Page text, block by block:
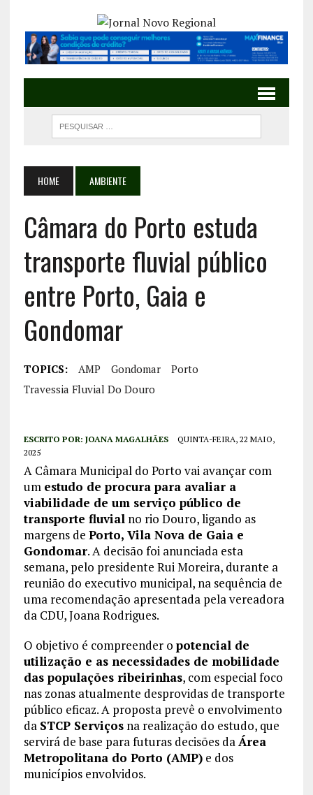
HOME AMBIENTE
Câmara do Porto estuda
transporte fluvial público
entre Porto, Gaia e
Gondomar
TOPICS: AMP Gondomar
Porto
Travessia Fluvial Do Douro
ESCRITO POR: JOANA MAGALHÃES
QUINTA-FEIRA, 22 MAIO,
2025
A Câmara Municipal do Porto vai avançar com
um estudo de procura para avaliar a
viabilidade de um serviço público de
transporte fluvialno rio Douro, ligando as
margens de Porto, Vila Nova de Gaia e
Gondomar. A decisão foi anunciada esta
semana, pelo presidente Rui Moreira, durante a
reunião do executivo municipal, na sequência de
uma recomendação apresentada pela vereadora
da CDU, Joana Rodrigues.
O objetivo é compreender o potencial de
utilização e as necessidades de mobilidade
das populações ribeirinhas, com especial foco
nas zonas atualmente desprovidas de transporte
público eficaz. A proposta prevê o envolvimento
da STCP Serviçosna realização do estudo, que
servirá de base para futuras decisões daÁrea
Metropolitana do Porto (AMP)e dos
municípios envolvidos.